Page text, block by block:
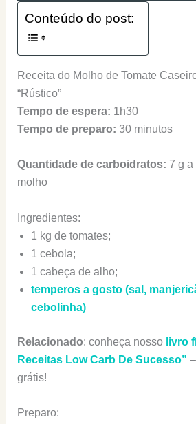
Conteúdo do post:
Receita do Molho de Tomate
“Rústico”
Tempo de espera: 1h30
Tempo de preparo: 30 minutos
Quantidade de carboidratos: 7 g a
molho
Ingredientes:
1 kg de tomates;
1 cebola;
1 cabeça de alho;
temperos a gosto (sal,
cebolinha)
Relacionado: conheça nosso livro
Receitas Low Carb De Sucesso”
grátis!
Preparo: